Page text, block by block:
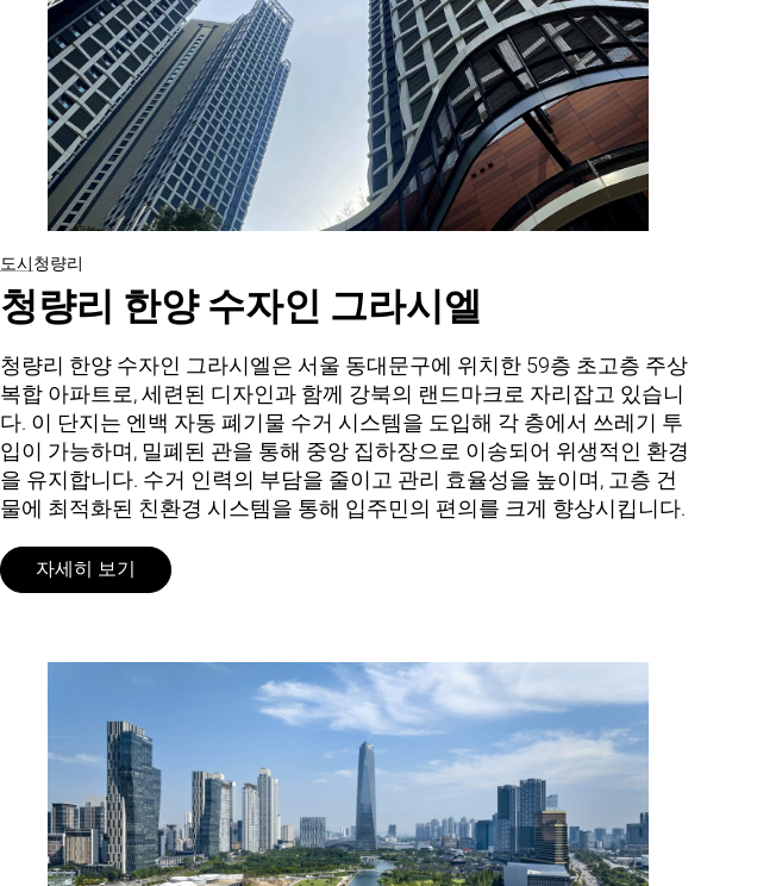
도시청량리
청량리 한양 수자인 그라시엘
청량리 한양 수자인 그라시엘은 서울 동대문구에 위치한 59층 초고층 주상
복합 아파트로, 세련된 디자인과 함께 강북의 랜드마크로 자리잡고 있습니
다. 이 단지는 엔백 자동 폐기물 수거 시스템을 도입해 각 층에서 쓰레기 투
입이 가능하며, 밀폐된 관을 통해 중앙 집하장으로 이송되어 위생적인 환경
을 유지합니다. 수거 인력의 부담을 줄이고 관리 효율성을 높이며, 고층 건
물에 최적화된 친환경 시스템을 통해 입주민의 편의를 크게 향상시킵니다.
자세히 보기